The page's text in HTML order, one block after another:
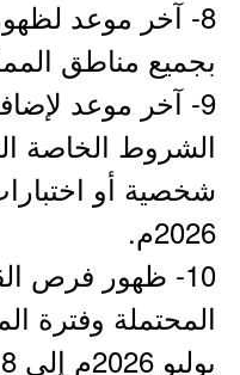
8- آخر موعد لظهور
بجميع مناطق المملكة: 2
9- آخر موعد
الشروط الخاصة
2026م.
10- ظهور فرص
يوليو 2026م إلى 18 يوليو 2026م.